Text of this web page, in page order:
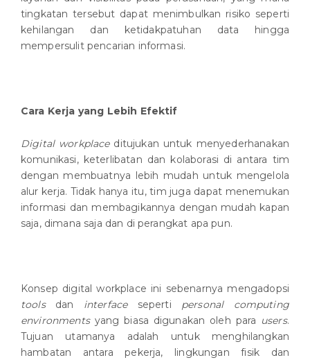
tingkatan tersebut dapat menimbulkan risiko seperti
kehilangan dan ketidakpatuhan data hingga
mempersulit pencarian informasi.
Cara Kerja yang Lebih Efektif
Digital workplaceditujukan untuk menyederhanakan
komunikasi, keterlibatan dan kolaborasi di antara tim
dengan membuatnya lebih mudah untuk mengelola
alur kerja. Tidak hanya itu, tim juga dapat menemukan
informasi dan membagikannya dengan mudah kapan
saja, dimana saja dan di perangkat apa pun.
Konsep digital workplace ini sebenarnya mengadopsi
toolsdan interfaceseperti personal computing
environmentsyang biasa digunakan oleh para users.
Tujuan utamanya adalah untuk menghilangkan
hambatan antara pekerja, lingkungan fisik dan